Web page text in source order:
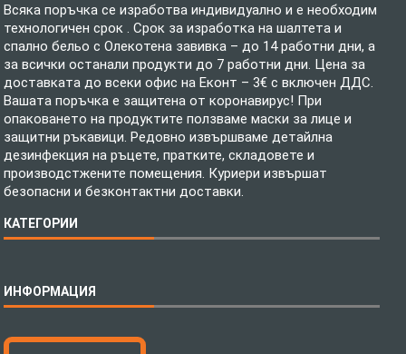
Всяка поръчка се изработва индивидуално и е необходим
технологичен срок . Срок за изработка на шалтета и
спално бельо с Олекотена завивка – до 14 работни дни, а
за всички останали продукти до 7 работни дни. Цена за
доставката до всеки офис на Еконт – 3€ с включен ДДС.
Вашата поръчка е защитена от коронавирус! При
опаковането на продуктите ползваме маски за лице и
защитни ръкавици. Редовно извършваме детайлна
дезинфекция на ръцете, пратките, складовете и
производстжените помещения. Куриери извършат
безопасни и безконтактни доставки.
КАТЕГОРИИ
Бебешки спални комплекти
Тениски с пълноцветен печат
ИНФОРМАЦИЯ
Технология на печатане